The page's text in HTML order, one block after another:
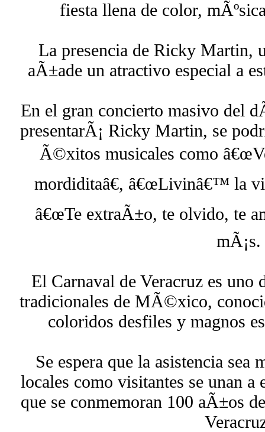
fiesta llena de color,
La presencia de Ricky Martin,
aÃ±ade un atractivo especial a
En el gran concierto masivo del
presentarÃ¡ Ricky Martin, se
Ã©xitos musicales como
mordiditaâ€, â€œLivinâ€™ la
â€œTe extraÃ±o, te olvido, te
mÃ¡s.
El Carnaval de Veracruz es uno
tradicionales de MÃ©xico,
coloridos desfiles y magnos
Se espera que la asistencia
locales como visitantes se unan a
que se conmemoran 100 aÃ±os